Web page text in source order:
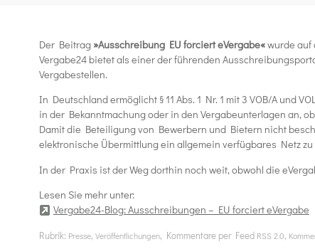
Der Beitrag »Ausschreibung EU forciert eVergabe«wurde auf
Vergabe24 bietet als einer der führenden
Vergabestellen.
In Deutschland ermöglicht § 11 Abs. 1 Nr. 1 mit 3 VOB/A und
in der Bekanntmachung oder in den Vergabeunterlagen an,
Damit die Beteiligung von Bewerbern und Bietern nicht
elektronische Übermittlung ein allgemein verfügbares Netz zu
In der Praxis ist der Weg dorthin noch weit, obwohl die
Lesen Sie mehr unter:
Vergabe24-Blog: Ausschreibungen – EU forciert eVergabe
Rubrik: Presse, Veröffentlichungen, Kommentare per Feed RSS 2.0,